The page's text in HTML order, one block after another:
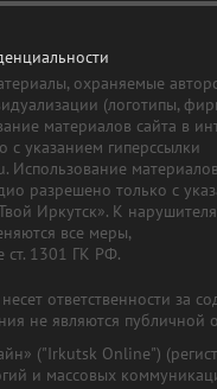
охраняемые
(логотипы,
материалов сайта в
с указанием гиперссылки
Использование
разрешено только с
Иркутск». К
все меры,
ст. 1301 ГК РФ.
ответственности за
не являются публичной
("Irkutsk Online")
и массовых